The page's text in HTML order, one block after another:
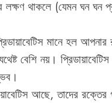
লক্ষণ থাকলে (যেমন ঘন
মানে হল
বেশি নয়।
আছে, তাদের